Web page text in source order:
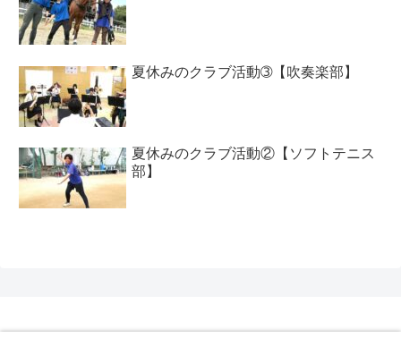
夏休みのクラブ活動➂【吹奏楽部】
夏休みのクラブ活動②【ソフトテニス
部】